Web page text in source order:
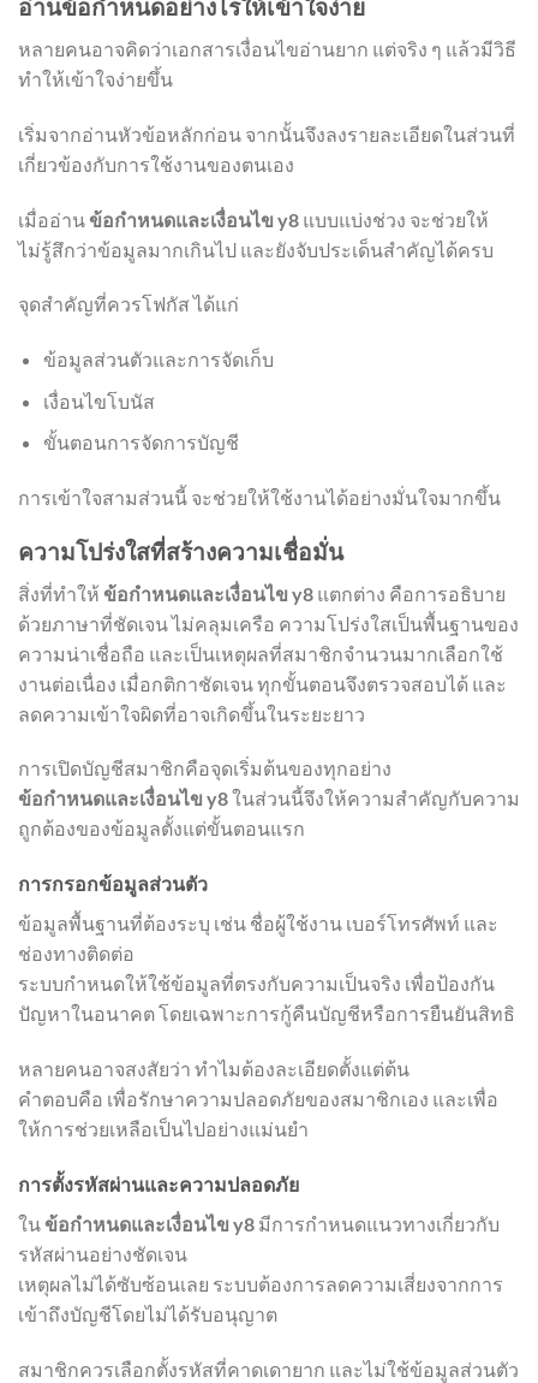
อ่านข้อกำหนดอย่างไรให้เข้าใจง่าย
หลายคนอาจคิดว่าเอกสารเงื่อนไขอ่านยาก แต่จริง ๆ แล้วมีวิธี
ทำให้เข้าใจง่ายขึ้น
เริ่มจากอ่านหัวข้อหลักก่อน จากนั้นจึงลงรายละเอียดในส่วนที่
เกี่ยวข้องกับการใช้งานของตนเอง
เมื่ออ่านข้อกำหนดและเงื่อนไข y8 แบบแบ่งช่วง จะช่วยให้
ไม่รู้สึกว่าข้อมูลมากเกินไป และยังจับประเด็นสำคัญได้ครบ
จุดสำคัญที่ควรโฟกัส ได้แก่
ข้อมูลส่วนตัวและการจัดเก็บ
เงื่อนไขโบนัส
ขั้นตอนการจัดการบัญชี
การเข้าใจสามส่วนนี้ จะช่วยให้ใช้งานได้อย่างมั่นใจมากขึ้น
ความโปร่งใสที่สร้างความเชื่อมั่น
สิ่งที่ทำให้ ข้อกำหนดและเงื่อนไข y8 แตกต่าง คือการอธิบาย
ด้วยภาษาที่ชัดเจน ไม่คลุมเครือ ความโปร่งใสเป็นพื้นฐานของ
ความน่าเชื่อถือ และเป็นเหตุผลที่สมาชิกจำนวนมากเลือกใช้
งานต่อเนื่อง เมื่อกติกาชัดเจน ทุกขั้นตอนจึงตรวจสอบได้ และ
ลดความเข้าใจผิดที่อาจเกิดขึ้นในระยะยาว
การเปิดบัญชีสมาชิกคือจุดเริ่มต้นของทุกอย่าง
ข้อกำหนดและเงื่อนไข y8ในส่วนนี้จึงให้ความสำคัญกับความ
ถูกต้องของข้อมูลตั้งแต่ขั้นตอนแรก
การกรอกข้อมูลส่วนตัว
ข้อมูลพื้นฐานที่ต้องระบุ เช่น ชื่อผู้ใช้งาน เบอร์โทรศัพท์ และ
ช่องทางติดต่อ
ระบบกำหนดให้ใช้ข้อมูลที่ตรงกับความเป็นจริง เพื่อป้องกัน
ปัญหาในอนาคต โดยเฉพาะการกู้คืนบัญชีหรือการยืนยันสิทธิ
หลายคนอาจสงสัยว่า ทำไมต้องละเอียดตั้งแต่ต้น
คำตอบคือ เพื่อรักษาความปลอดภัยของสมาชิกเอง และเพื่อ
ให้การช่วยเหลือเป็นไปอย่างแม่นยำ
การตั้งรหัสผ่านและความปลอดภัย
ในข้อกำหนดและเงื่อนไข y8 มีการกำหนดแนวทางเกี่ยวกับ
รหัสผ่านอย่างชัดเจน
เหตุผลไม่ได้ซับซ้อนเลย ระบบต้องการลดความเสี่ยงจากการ
เข้าถึงบัญชีโดยไม่ได้รับอนุญาต
สมาชิกควรเลือกตั้งรหัสที่คาดเดายาก และไม่ใช้ข้อมูลส่วนตัว